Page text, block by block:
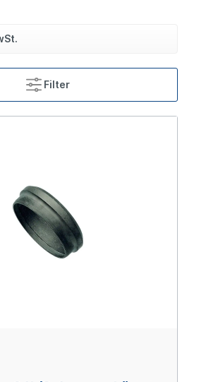
Filter